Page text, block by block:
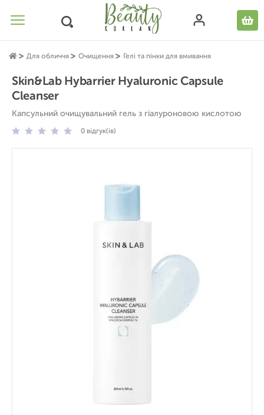
Для обличчя Очищення Гелі та пінки для вмивання
Skin&Lab Hybarrier Hyaluronic Capsule
Cleanser
Капсульний очищувальний гель з гіалуроновою кислотою
0 відгук(ів)